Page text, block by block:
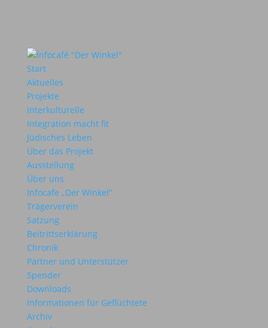
Start
Aktuelles
Projekte
Interkulturelle
Integration macht fit
Jüdisches Leben
Über das Projekt
Ausstellung
Über uns
Infocafe „Der Winkel“
Trägerverein
Satzung
Beitrittserklärung
Chronik
Partner und Unterstützer
Spender
Downloads
Informationen für Geflüchtete
Archiv